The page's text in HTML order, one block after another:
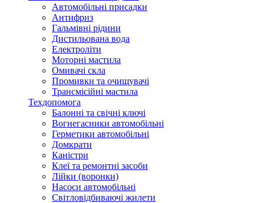
Автомобільні присадки
Антифриз
Гальмівні рідини
Дистильована вода
Електроліти
Моторні мастила
Омивачі скла
Промивки та очищувачі
Трансмісійні мастила
Техдопомога
Балонні та свічні ключі
Вогнегасники автомобільні
Герметики автомобільні
Домкрати
Каністри
Клеї та ремонтні засоби
Лійки (воронки)
Насоси автомобільні
Світловідбиваючі жилети